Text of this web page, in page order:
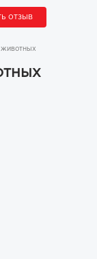
отзыв
животных